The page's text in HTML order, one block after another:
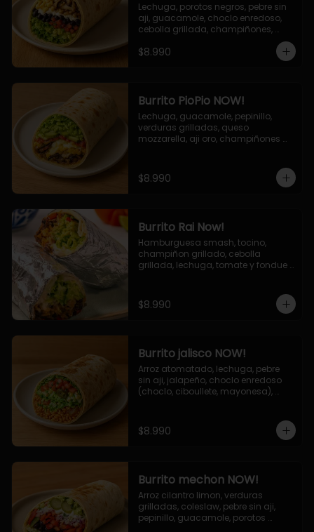
Lechuga, porotos negros, pebre sin
aji, guacamole, choclo enredoso,
cebolla grillada, champiñones,
$8.990
Burrito PioPio NOW!
Lechuga, guacamole, pepinillo,
verduras grilladas, queso
mozzarella, aji oro, champiñones
$8.990
Burrito Rai Now!
Hamburguesa smash, tocino,
champiñon grillado, cebolla
grillada, lechuga, tomate y fondue
$8.990
Burrito jalisco NOW!
Arroz atomatado, lechuga, pebre
sin aji, jalapeño, choclo enredoso
(choclo, ciboullete, mayonesa),
$8.990
Burrito mechon NOW!
Arroz cilantro limon, verduras
grilladas, coleslaw, pebre sin aji,
pepinillo, guacamole, porotos